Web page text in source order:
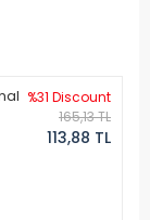
%31 Discount
165,13 TL
113,88 TL